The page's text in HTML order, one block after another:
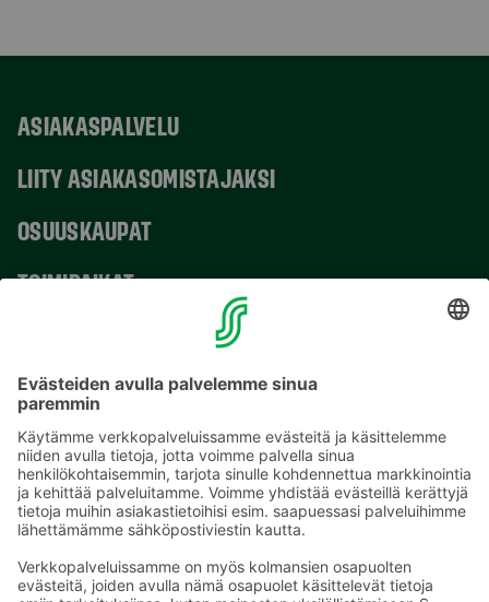
ASIAKASPALVELU
LIITY ASIAKASOMISTAJAKSI
OSUUSKAUPAT
TOIMIPAIKAT
Sähköpostiosoitteet S-ryhmässä ovat muotoa
etunimi.sukunimi@sok.fi